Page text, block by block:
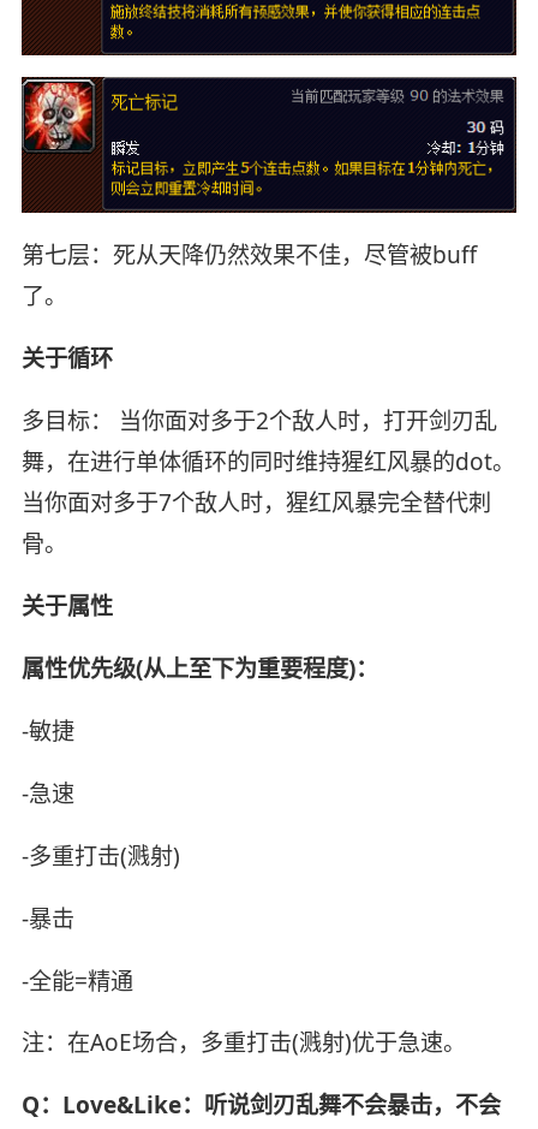
第七层：死从天降仍然效果不佳，尽管被buff
了。
关于循环
多目标： 当你面对多于2个敌人时，打开剑刃乱
舞，在进行单体循环的同时维持猩红风暴的dot。
当你面对多于7个敌人时，猩红风暴完全替代刺
骨。
关于属性
属性优先级(从上至下为重要程度)：
-敏捷
-急速
-多重打击(溅射)
-暴击
-全能=精通
注：在AoE场合，多重打击(溅射)优于急速。
Q：Love&Like：听说剑刃乱舞不会暴击，不会